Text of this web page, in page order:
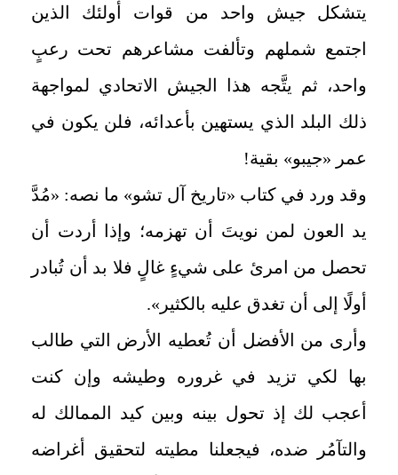
يتشكل جيش واحد من قوات أولئك الذين
اجتمع شملهم وتألفت مشاعرهم تحت رعبٍ
واحد، ثم يتَّجه هذا الجيش الاتحادي لمواجهة
ذلك البلد الذي يستهين بأعدائه، فلن يكون في
عمر «جيبو» بقية!
وقد ورد في كتاب «تاريخ آل تشو» ما نصه: «مُدَّ
يد العون لمن نويتَ أن تهزمه؛ وإذا أردت أن
تحصل من امرئ على شيءٍ غالٍ فلا بد أن تُبادر
أولًا إلى أن تغدق عليه بالكثير».
وأرى من الأفضل أن تُعطيه الأرض التي طالب
بها لكي تزيد في غروره وطيشه وإن كنت
أعجب لك إذ تحول بينه وبين كيد الممالك له
والتآمُر ضده، فيجعلنا مطيته لتحقيق أغراضه